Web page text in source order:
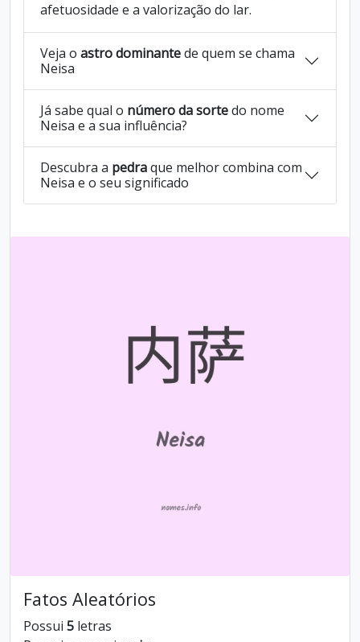
afetuosidade e a valorização do lar.
Veja o astro dominantede quem se chama
Neisa
Já sabe qual o número da sortedo nome
Neisa e a sua influência?
Descubra a pedraque melhor combina com
Neisa e o seu significado
Fatos Aleatórios
Possui 5 letras